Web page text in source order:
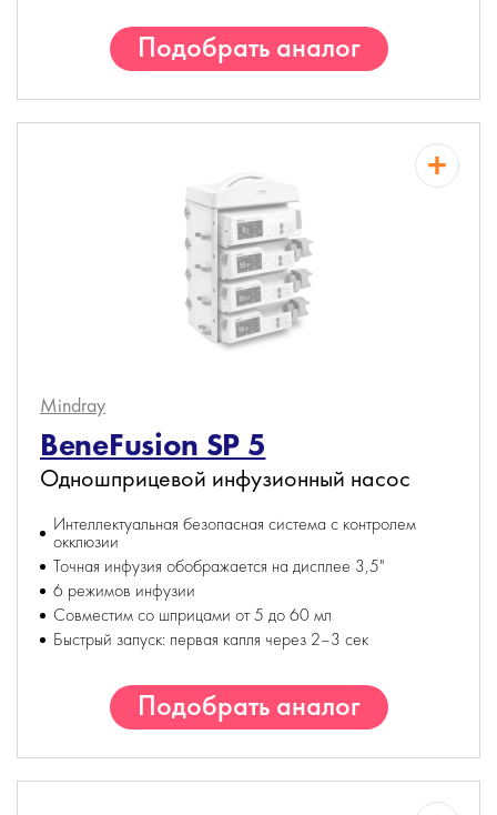
Подобрать аналог
Mindray
BeneFusion SP 5
Одношприцевой инфузионный насос
Интеллектуальная безопасная система с контролем
окклюзии
Точная инфузия обображается на дисплее 3,5"
6 режимов инфузии
Cовместим со шприцами от 5 до 60 мл
Быстрый запуск: первая капля через 2–3 сек
Подобрать аналог